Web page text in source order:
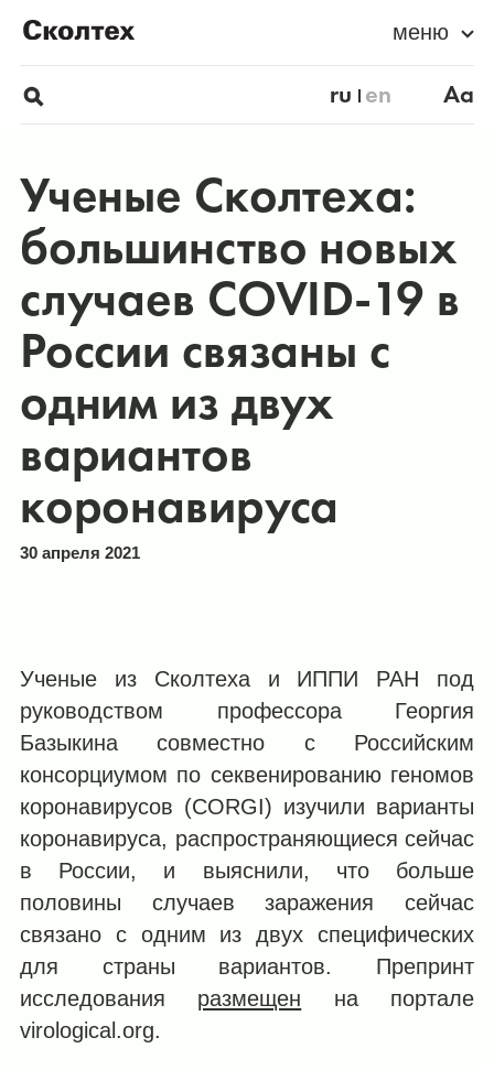
меню
ru en Aa
Ученые Сколтеха:
большинство новых
случаев COVID-19 в
России связаны с
одним из двух
вариантов
коронавируса
30 апреля 2021
Ученые из Сколтеха и ИППИ РАН под
руководством профессора Георгия
Базыкина совместно с Российским
консорциумом по секвенированию геномов
коронавирусов (CORGI) изучили варианты
коронавируса, распространяющиеся сейчас
в России, и выяснили, что больше
половины случаев заражения сейчас
связано с одним из двух специфических
для страны вариантов. Препринт
исследования размещен на портале
virological.org.